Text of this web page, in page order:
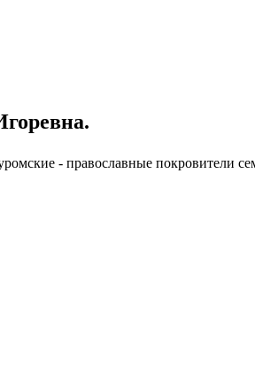
- православные покровители